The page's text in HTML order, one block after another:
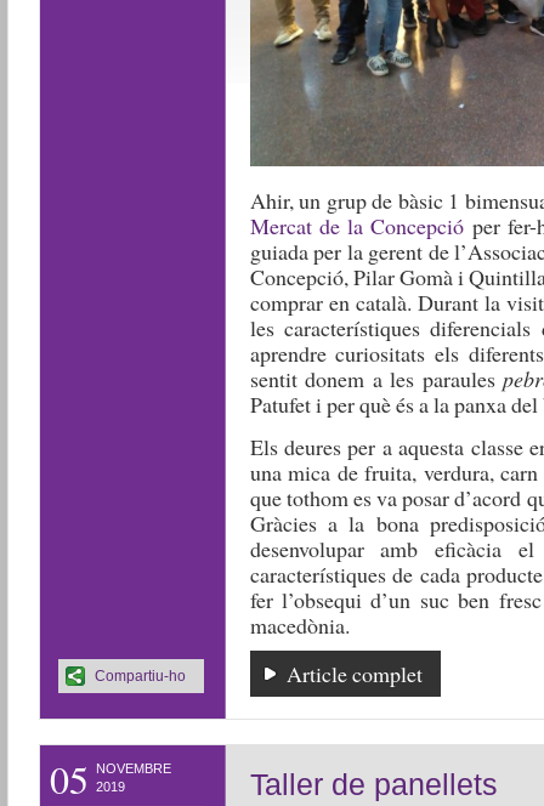
Ahir, un grup de bàsic 1
Mercat de la Concepció per
guiada per la gerent de l’
Concepció, Pilar Gomà i
comprar en català. Durant la
les característiques
aprendre curiositats els
sentit donem a les paraules
Patufet i per què és a la panxa
Els deures per a aquesta
una mica de fruita, verdura,
que tothom es va posar d’acord
Gràcies a la bona
desenvolupar amb eficàcia
característiques de cada
fer l’obsequi d’un suc ben
macedònia.
Article complet
Compartiu-ho
05
NOVEMBRE
2019
Taller de panellets